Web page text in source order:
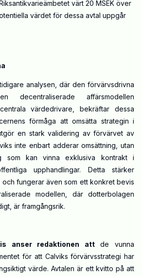
värt 20 MSEK över
värdet för dessa avtal uppgår
analysen, där den förvärvsdrivna
decentraliserade affärsmodellen
värdedrivare, bekräftar dessa
förmåga att omsätta strategin i
en stark validering av förvärvet av
inte enbart adderar omsättning, utan
som kan vinna exklusiva kontrakt i
upphandlingar. Detta stärker
och fungerar även som ett konkret bevis
modellen, där dotterbolagen
är framgångsrik.
anser redaktionen attde vunna
för att Calviks förvärvsstrategi har
värde. Avtalen är ett kvitto på att